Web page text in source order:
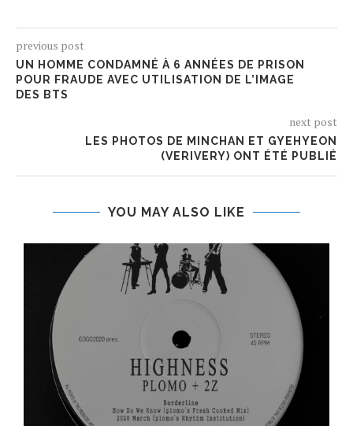
previous post
UN HOMME CONDAMNÉ À 6 ANNÉES DE PRISON
POUR FRAUDE AVEC UTILISATION DE L’IMAGE
DES BTS
next post
LES PHOTOS DE MINCHAN ET GYEHYEON
(VERIVERY) ONT ÉTÉ PUBLIÉ
YOU MAY ALSO LIKE